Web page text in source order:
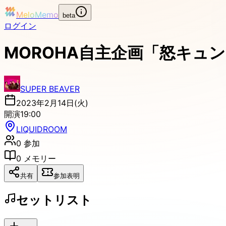
MeloMemo beta
ログイン
MOROHA自主企画「怒キュ
SUPER BEAVER
2023年2月14日(火)
開演19:00
LIQUIDROOM
0 参加
0 メモリー
共有 参加表明
セットリスト